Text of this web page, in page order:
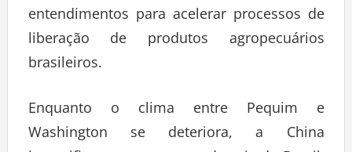
entendimentos para acelerar processos de
liberação de produtos agropecuários
brasileiros.
Enquanto o clima entre Pequim e
Washington se deteriora, a China